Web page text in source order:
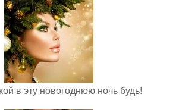
в эту новогоднюю ночь будь!